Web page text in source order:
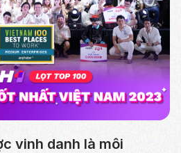
vinh danh là môi